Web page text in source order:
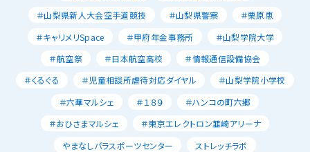
＃山梨県新人大会空手道競技
＃山梨県警察
＃栗原恵
＃キャリメリSpace
＃甲府年金事務所
＃山梨学院大学
＃航空祭
＃日本航空高校
＃情報通信設備協会
＃くるぐる
＃児童相談所虐待対応ダイヤル
＃山梨学院小学校
＃六華マルシェ
＃１８９
＃ハンコの町六郷
＃おひさまマルシェ
＃東京エレクトロン韮崎アリーナ
やまなしパラスポーツセンター
ストレッチラボ